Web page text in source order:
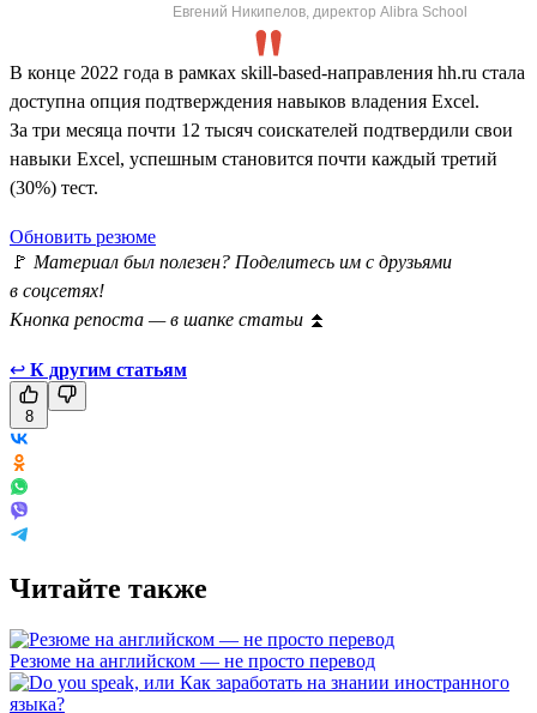
Евгений Никипелов, директор Alibra School
В конце 2022 года в рамках skill-based-направления hh.ru стала
доступна опция подтверждения навыков владения Excel.
За три месяца почти 12 тысяч соискателей подтвердили свои
навыки Excel, успешным становится почти каждый третий
(30%) тест.
Обновить резюме
🚩 Материал был полезен? Поделитесь им с друзьями
в соцсетях!
Кнопка репоста — в шапке статьи ⏫
↩ К другим статьям
8
Читайте также
Резюме на английском — не просто перевод